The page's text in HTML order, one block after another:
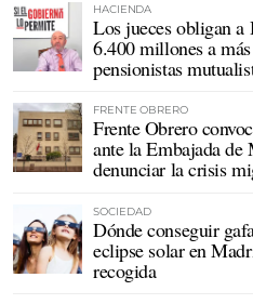
HACIENDA
Los jueces obligan a
6.400 millones a
pensionistas
FRENTE OBRERO
Frente Obrero
ante la Embajada de
denunciar la crisis
SOCIEDAD
Dónde conseguir
eclipse solar en
recogida